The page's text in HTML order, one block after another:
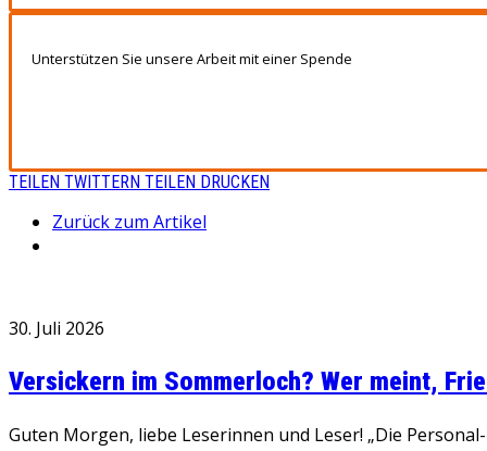
Unterstützen Sie unsere Arbeit mit einer Spende
TEILEN TWITTERN TEILEN DRUCKEN
Zurück zum Artikel
30. Juli 2026
Versickern im Sommerloch? Wer meint,
Guten Morgen, liebe Leserinnen und Leser! „Die